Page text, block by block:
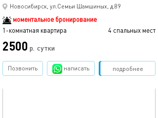
Новосибирск, ул.Семьи Шамшиных, д.89
моментальное бронирование
1-комнатная квартира
4 спальных мест
2500 р. сутки
подробнее
Позвонить написать Забронировать